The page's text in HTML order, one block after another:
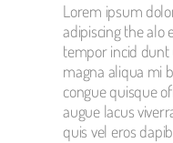
Lorem ipsum
adipiscing the alo
tempor incid
magna aliqua mi
congue quisque
augue lacus
quis vel eros